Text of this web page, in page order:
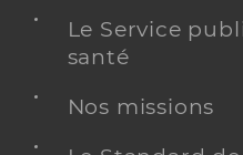
Le Service
santé
Nos missions